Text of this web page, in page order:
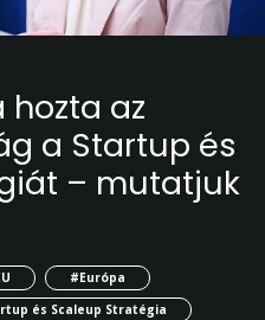
hozta az
a Startup és
– mutatjuk
#Európa
és Scaleup Stratégia